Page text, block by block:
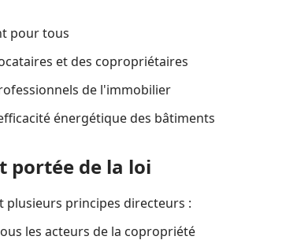
pour tous
et des copropriétaires
de l'immobilier
énergétique des bâtiments
portée de la loi
principes directeurs :
les acteurs de la copropriété